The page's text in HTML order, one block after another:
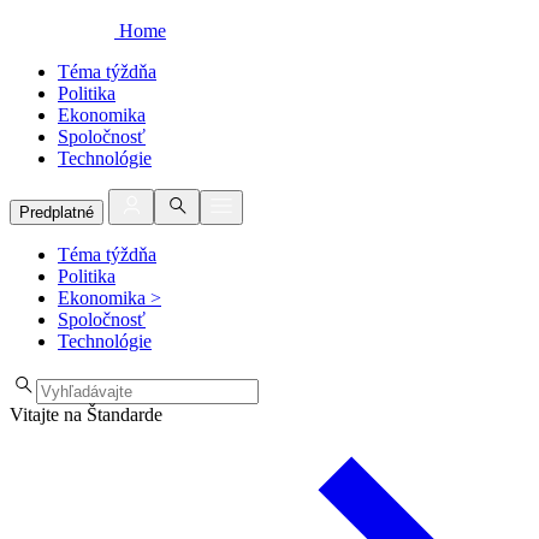
Home
Téma týždňa
Politika
Ekonomika
Spoločnosť
Technológie
Predplatné
Téma týždňa
Politika
Ekonomika >
Spoločnosť
Technológie
Vitajte na Štandarde